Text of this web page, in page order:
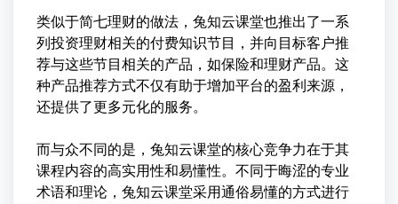
类似于简七理财的做法，兔知云课堂也推出了一系
列投资理财相关的付费知识节目，并向目标客户推
荐与这些节目相关的产品，如保险和理财产品。这
种产品推荐方式不仅有助于增加平台的盈利来源，
还提供了更多元化的服务。
而与众不同的是，兔知云课堂的核心竞争力在于其
课程内容的高实用性和易懂性。不同于晦涩的专业
术语和理论，兔知云课堂采用通俗易懂的方式进行